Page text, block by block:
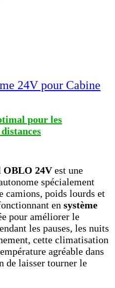
24V pour Cabine
pour les
OBLO 24Vest une
spécialement
camions, poids lourds et
en système
pour améliorer le
les pauses, les nuits
cette climatisation
agréable dans
de laisser tourner le